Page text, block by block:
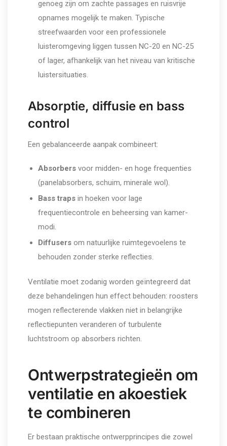
genoeg zijn om zachte passages en ruisvrije
opnames mogelijk te maken. Typische
streefwaarden voor een professionele
luisteromgeving liggen tussen NC-20 en NC-25
of lager, afhankelijk van het niveau van kritische
luistersituaties.
Absorptie, diffusie en bass
control
Een gebalanceerde aanpak combineert:
Absorbers voor midden- en hoge frequenties
(panelabsorbers, schuim, minerale wol).
Bass traps in hoeken voor lage
frequentiecontrole en beheersing van kamer-
modi.
Diffusers om natuurlijke ruimtegevoelens te
behouden zonder sterke reflecties.
Ventilatie moet zodanig worden geïntegreerd dat
deze behandelingen hun effect behouden: roosters
mogen reflecterende vlakken niet in belangrijke
reflectiepunten veranderen of turbulente
luchtstroom op absorbers richten.
Ontwerpstrategieën om
ventilatie en akoestiek
te combineren
Er bestaan praktische ontwerpprincipes die zowel